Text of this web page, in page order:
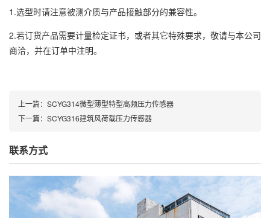
1.选型时请注意被测介质与产品接触部分的兼容性。
2.若订货产品需要计量检定证书，或者其它特殊要求，敬请与本公司
商洽，并在订单中注明。
上一篇： SCYG314微型薄型特型高频压力传感器
下一篇： SCYG316建筑风荷载压力传感器
联系方式